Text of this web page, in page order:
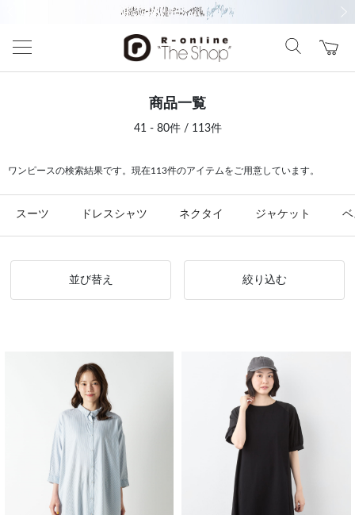
商品一覧
41 - 80件 / 113件
ワンピースの検索結果です。現在113件のアイテムをご用意しています。
スーツ ドレスシャツ ネクタイ ジャケット
並び替え 絞り込む